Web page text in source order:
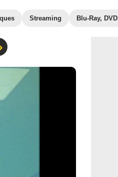
Streaming Blu-Ray, DVD